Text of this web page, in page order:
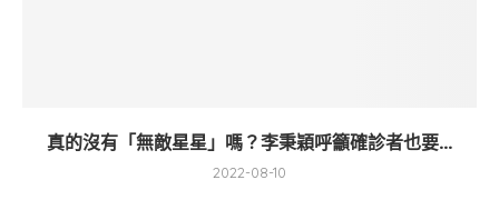
真的沒有「無敵星星」嗎？李秉穎呼籲確診者也要...
2022-08-10